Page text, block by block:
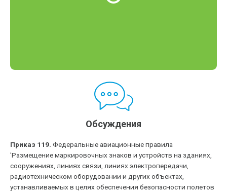
Обсуждения
Приказ 119. Федеральные авиационные правила
'Размещение маркировочных знаков и устройств на зданиях,
сооружениях, линиях связи, линиях электропередачи,
радиотехническом оборудовании и других объектах,
устанавливаемых в целях обеспечения безопасности полетов